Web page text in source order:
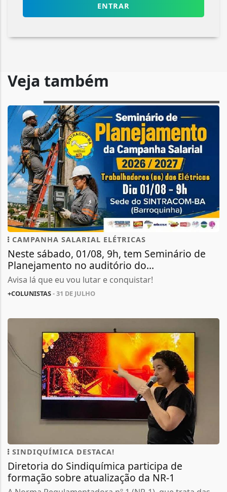
ENTRAR
Veja também
CAMPANHA SALARIAL ELÉTRICAS
Neste sábado, 01/08, 9h, tem Seminário de
Planejamento no auditório do...
Avisa lá que eu vou lutar e conquistar!
+COLUNISTAS- 31 DE JULHO
SINDIQUÍMICA DESTACA!
Diretoria do Sindiquímica participa de
formação sobre atualização da NR-1